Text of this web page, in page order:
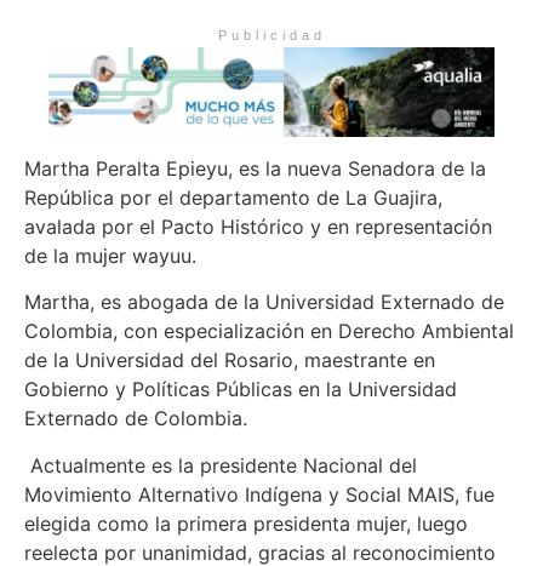
Publicidad
Martha Peralta Epieyu, es la nueva Senadora de la
República por el departamento de La Guajira,
avalada por el Pacto Histórico y en representación
de la mujer wayuu.
Martha, es abogada de la Universidad Externado de
Colombia, con especialización en Derecho Ambiental
de la Universidad del Rosario, maestrante en
Gobierno y Políticas Públicas en la Universidad
Externado de Colombia.
Actualmente es la presidente Nacional del
Movimiento Alternativo Indígena y Social MAIS, fue
elegida como la primera presidenta mujer, luego
reelecta por unanimidad, gracias al reconocimiento